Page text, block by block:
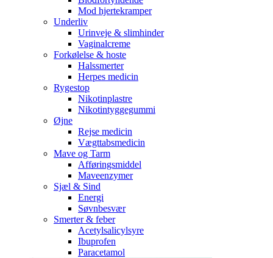
Mod hjertekramper
Underliv
Urinveje & slimhinder
Vaginalcreme
Forkølelse & hoste
Halssmerter
Herpes medicin
Rygestop
Nikotinplastre
Nikotintyggegummi
Øjne
Rejse medicin
Vægttabsmedicin
Mave og Tarm
Afføringsmiddel
Maveenzymer
Sjæl & Sind
Energi
Søvnbesvær
Smerter & feber
Acetylsalicylsyre
Ibuprofen
Paracetamol